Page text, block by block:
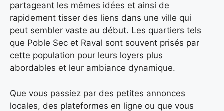
partageant les mêmes idées et ainsi de
rapidement tisser des liens dans une ville qui
peut sembler vaste au début. Les quartiers tels
que Poble Sec et Raval sont souvent prisés par
cette population pour leurs loyers plus
abordables et leur ambiance dynamique.
Que vous passiez par des petites annonces
locales, des plateformes en ligne ou que vous